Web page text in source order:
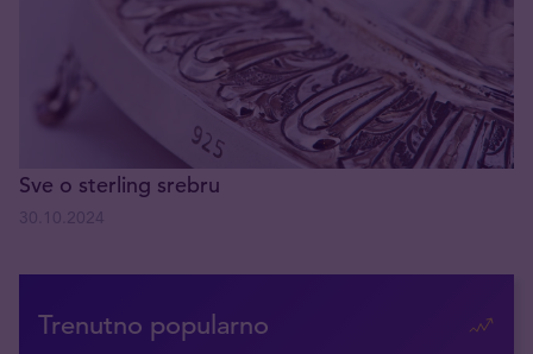
Sve o sterling srebru
Trenutno popularno